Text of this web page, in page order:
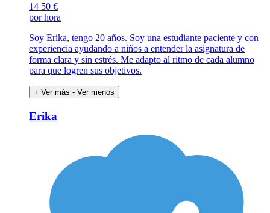
14 50 €
por hora
Soy Erika, tengo 20 años. Soy una estudiante paciente y con
experiencia ayudando a niños a entender la asignatura de
forma clara y sin estrés. Me adapto al ritmo de cada alumno
para que logren sus objetivos.
+ Ver más - Ver menos
Erika